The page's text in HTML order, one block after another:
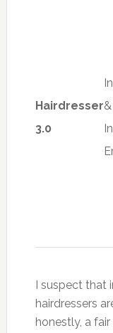
Hairdresser
3.0
&
I suspect that
hairdressers
honestly, a